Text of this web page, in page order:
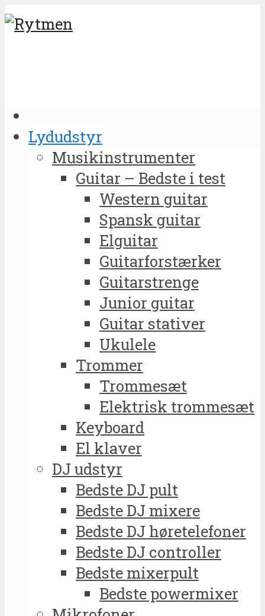
Lydudstyr
Musikinstrumenter
Guitar – Bedste i test
Western guitar
Spansk guitar
Elguitar
Guitarforstærker
Guitarstrenge
Junior guitar
Guitar stativer
Ukulele
Trommer
Trommesæt
Elektrisk trommesæt
Keyboard
El klaver
DJ udstyr
Bedste DJ pult
Bedste DJ mixere
Bedste DJ høretelefoner
Bedste DJ controller
Bedste mixerpult
Bedste powermixer